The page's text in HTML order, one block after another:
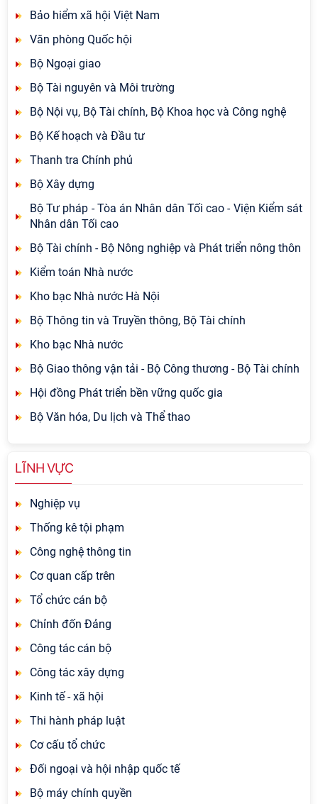
Bảo hiểm xã hội Việt Nam
Văn phòng Quốc hội
Bộ Ngoại giao
Bộ Tài nguyên và Môi trường
Bộ Nội vụ, Bộ Tài chính, Bộ Khoa học và Công nghệ
Bộ Kế hoạch và Đầu tư
Thanh tra Chính phủ
Bộ Xây dựng
Bộ Tư pháp - Tòa án Nhân dân Tối cao - Viện Kiểm sát
Nhân dân Tối cao
Bộ Tài chính - Bộ Nông nghiệp và Phát triển nông thôn
Kiểm toán Nhà nước
Kho bạc Nhà nước Hà Nội
Bộ Thông tin và Truyền thông, Bộ Tài chính
Kho bạc Nhà nước
Bộ Giao thông vận tải - Bộ Công thương - Bộ Tài chính
Hội đồng Phát triển bền vững quốc gia
Bộ Văn hóa, Du lịch và Thể thao
LĨNH VỰC
Nghiệp vụ
Thống kê tội phạm
Công nghệ thông tin
Cơ quan cấp trên
Tổ chức cán bộ
Chỉnh đốn Đảng
Công tác cán bộ
Công tác xây dựng
Kinh tế - xã hội
Thi hành pháp luật
Cơ cấu tổ chức
Đối ngoại và hội nhập quốc tế
Bộ máy chính quyền